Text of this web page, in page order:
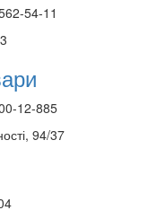
54-11
12-885
94/37